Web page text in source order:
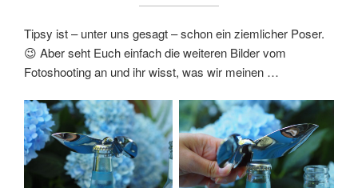
Tipsy ist – unter uns gesagt – schon ein ziemlicher Poser.
😉 Aber seht Euch einfach die weiteren Bilder vom
Fotoshooting an und ihr wisst, was wir meinen …